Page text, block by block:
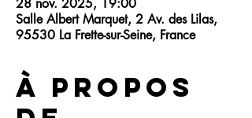
28 nov. 2025, 19:00
Salle Albert Marquet, 2 Av. des Lilas,
95530 La Frette-sur-Seine, France
À propos